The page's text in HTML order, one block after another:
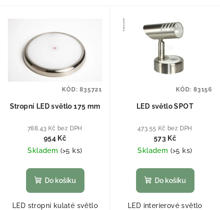
Stropní LED světlo 175 mm
788,43 Kč bez DPH
954 Kč
Skladem (>5 ks)
Do košíku
LED stropní kulaté světlo
KÓD:835721
LED světlo SPOT
473,55 Kč bez DPH
573 Kč
Skladem (>5 ks)
Do košíku
LED interierové světlo
KÓD: 83156